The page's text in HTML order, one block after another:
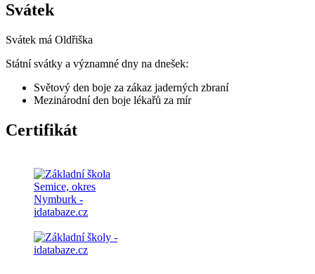
Svátek
Svátek má Oldřiška
Státní svátky a významné dny na dnešek:
Světový den boje za zákaz jaderných zbraní
Mezinárodní den boje lékařů za mír
Certifikát